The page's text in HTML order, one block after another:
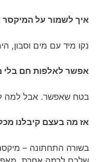
איך לשמור על
נקו מיד עם מים וסבון,
אפשר לאלפות חם בלי
בטח שאפשר. אבל למה
אז מה בעצם קיבלנו
בשורה התחתונה –